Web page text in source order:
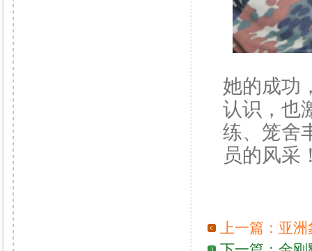
她的成功
认识，也
练、笼舍
员的风采
上一篇： 亚洲